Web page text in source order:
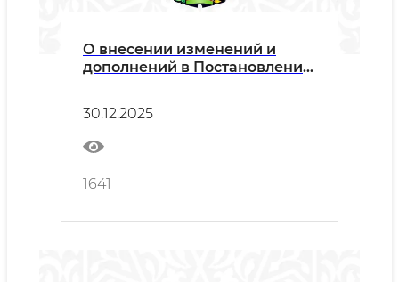
О внесении изменений и
дополнений в Постановление
48-12-171-К/25 от 23 апреля
2025 года в соответствии с
пунктом 7 Постановления
Президента Республики
Узбекистан № ПК-5 от 5
30.12.2025
1641